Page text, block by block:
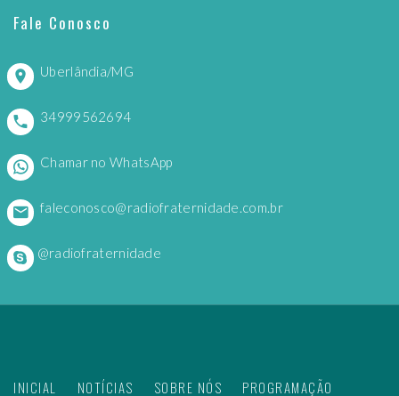
Fale Conosco
Uberlândia/MG
34999562694
Chamar no WhatsApp
faleconosco@radiofraternidade.com.br
@radiofraternidade
INICIAL NOTÍCIAS SOBRE NÓS PROGRAMAÇÃO